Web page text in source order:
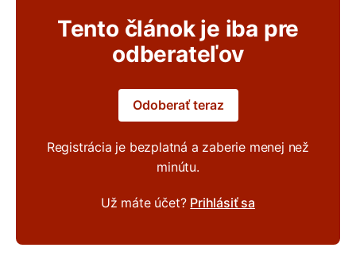
Tento článok je iba pre
odberateľov
Odoberať teraz
Registrácia je bezplatná a zaberie menej než
minútu.
Už máte účet? Prihlásiť sa